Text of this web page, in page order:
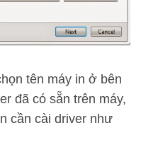
tên máy in ở bên
đã có sẵn trên máy,
cần cài driver như